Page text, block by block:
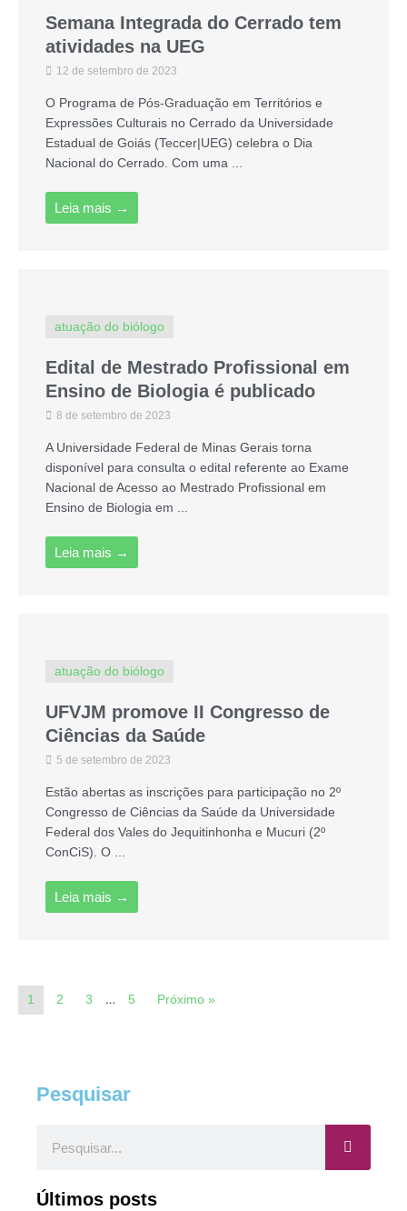
Semana Integrada do Cerrado tem
atividades na UEG
12 de setembro de 2023
O Programa de Pós-Graduação em Territórios e
Expressões Culturais no Cerrado da Universidade
Estadual de Goiás (Teccer|UEG) celebra o Dia
Nacional do Cerrado. Com uma ...
Leia mais →
atuação do biólogo
Edital de Mestrado Profissional em
Ensino de Biologia é publicado
8 de setembro de 2023
A Universidade Federal de Minas Gerais torna
disponível para consulta o edital referente ao Exame
Nacional de Acesso ao Mestrado Profissional em
Ensino de Biologia em ...
Leia mais →
atuação do biólogo
UFVJM promove II Congresso de
Ciências da Saúde
5 de setembro de 2023
Estão abertas as inscrições para participação no 2º
Congresso de Ciências da Saúde da Universidade
Federal dos Vales do Jequitinhonha e Mucuri (2º
ConCiS). O ...
Leia mais →
1 2 3 … 5 Próximo »
Pesquisar
Últimos posts